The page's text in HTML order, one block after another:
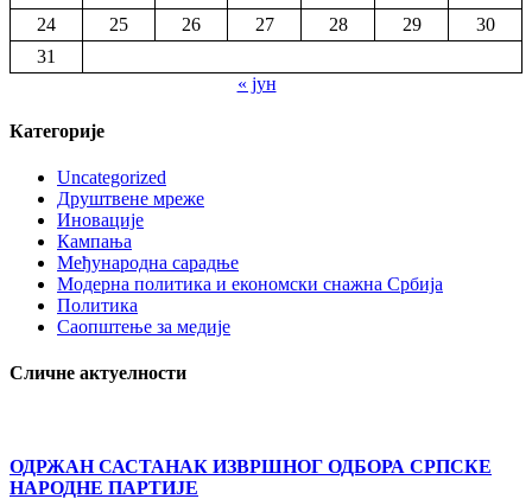
24
25 26 27 28 29
30
31
« јун
Категорије
Uncategorized
Друштвене мреже
Иновације
Кампања
Међународна сарадње
Модерна политика и економски снажна Србија
Политика
Саопштење за медије
Сличне актуелности
ОДРЖАН САСТАНАК ИЗВРШНОГ ОДБОРА СРПСКЕ
НАРОДНЕ ПАРТИЈЕ